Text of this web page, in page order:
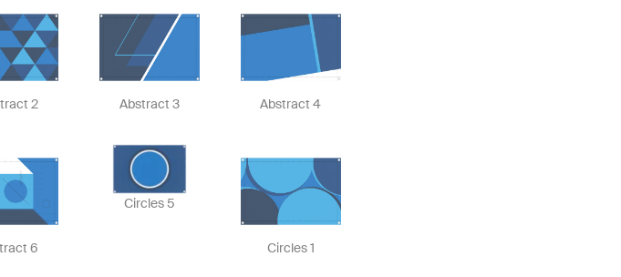
2 Abstract 3 Abstract 4
6
Circles 5
Circles 1